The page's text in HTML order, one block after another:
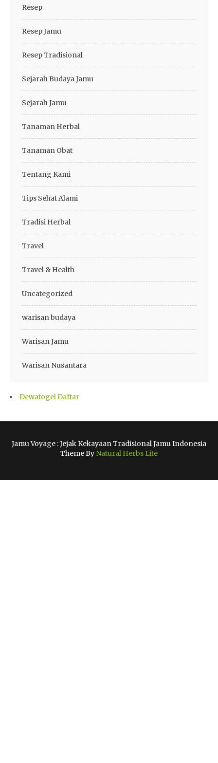
Resep
Resep Jamu
Resep Tradisional
Sejarah Budaya Jamu
Sejarah Jamu
Tanaman Herbal
Tanaman Obat
Tentang Kami
Tips Sehat Alami
Tradisi Herbal
Travel
Travel & Health
Uncategorized
warisan budaya
Warisan Jamu
Warisan Nusantara
Dewatogel Daftar
Jamu Voyage : Jejak Kekayaan Tradisional Jamu Indonesia
Theme By Natural Herbs Lite